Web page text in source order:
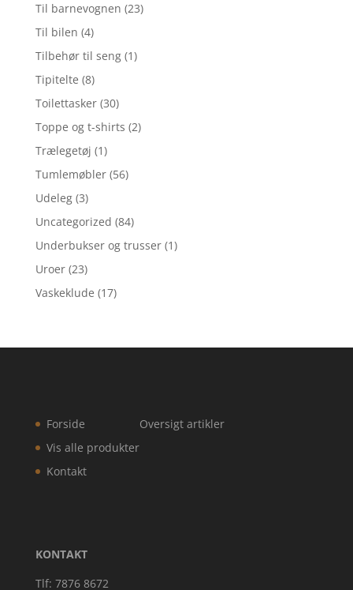
Til barnevognen (23)
Til bilen (4)
Tilbehør til seng (1)
Tipitelte (8)
Toilettasker (30)
Toppe og t-shirts (2)
Trælegetøj (1)
Tumlemøbler (56)
Udeleg (3)
Uncategorized (84)
Underbukser og trusser (1)
Uroer (23)
Vaskeklude (17)
Forside
Vis alle produkter
Kontakt
Oversigt artikler
KONTAKT
Tlf: 7876 8672